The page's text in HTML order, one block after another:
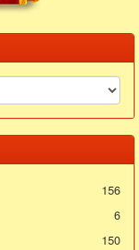
156
6
150